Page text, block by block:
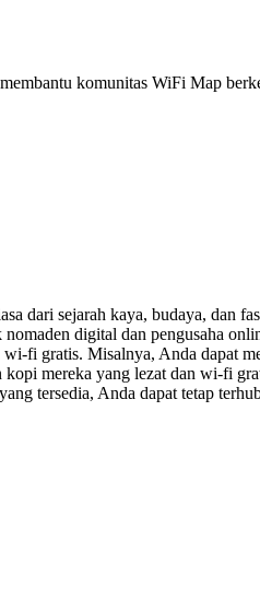
komunitas WiFi Map
dari sejarah kaya, budaya, dan
digital dan pengusaha
fi gratis. Misalnya, Anda dapat
mereka yang lezat dan wi-fi
tersedia, Anda dapat tetap